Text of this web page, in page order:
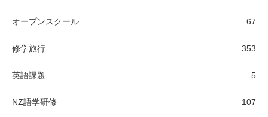
オープンスクール 67
修学旅行 353
英語課題 5
NZ語学研修 107